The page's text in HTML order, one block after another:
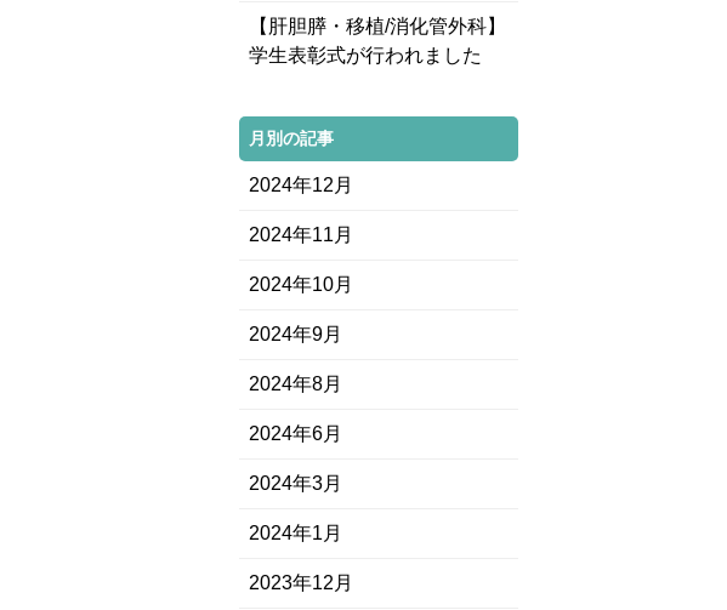
【肝胆膵・移植/消化管外科】
学生表彰式が行われました
月別の記事
2024年12月
2024年11月
2024年10月
2024年9月
2024年8月
2024年6月
2024年3月
2024年1月
2023年12月